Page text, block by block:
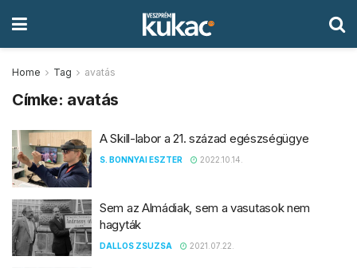
Home Tag avatás
Címke: avatás
A Skill-labor a 21. század egészségügye
S. BONNYAI ESZTER 2022.10.14.
Sem az Almádiak, sem a vasutasok nem
hagyták
DALLOS ZSUZSA 2021.07.22.